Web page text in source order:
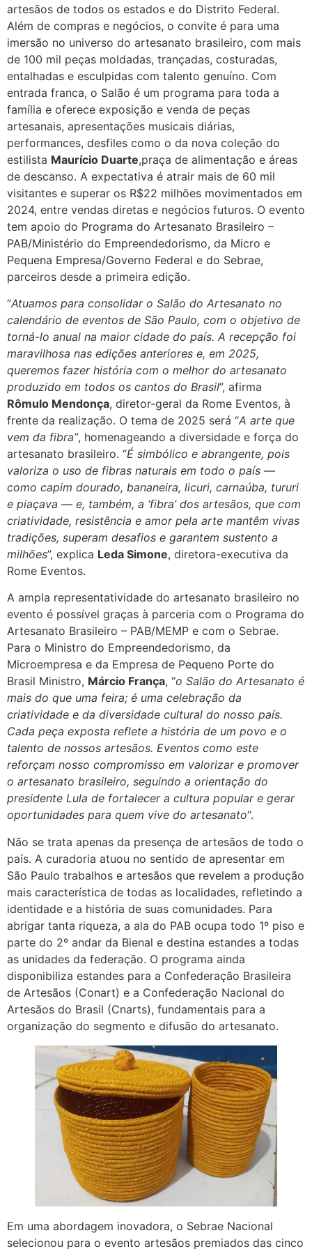
artesãos de todos os estados e do Distrito Federal.
Além de compras e negócios, o convite é para uma
imersão no universo do artesanato brasileiro, com mais
de 100 mil peças moldadas, trançadas, costuradas,
entalhadas e esculpidas com talento genuíno. Com
entrada franca, o Salão é um programa para toda a
família e oferece exposição e venda de peças
artesanais, apresentações musicais diárias,
performances, desfiles como o da nova coleção do
estilista Maurício Duarte,praça de alimentação e áreas
de descanso. A expectativa é atrair mais de 60 mil
visitantes e superar os R$22 milhões movimentados em
2024, entre vendas diretas e negócios futuros. O evento
tem apoio do Programa do Artesanato Brasileiro –
PAB/Ministério do Empreendedorismo, da Micro e
Pequena Empresa/Governo Federal e do Sebrae,
parceiros desde a primeira edição.
“Atuamos para consolidar o Salão do Artesanato no
calendário de eventos de São Paulo, com o objetivo de
torná-lo anual na maior cidade do país. A recepção foi
maravilhosa nas edições anteriores e, em 2025,
queremos fazer história com o melhor do artesanato
produzido em todos os cantos do Brasil”, afirma
Rômulo Mendonça, diretor-geral da Rome Eventos, à
frente da realização. O tema de 2025 será “A arte que
vem da fibra”, homenageando a diversidade e força do
artesanato brasileiro. “É simbólico e abrangente, pois
valoriza o uso de fibras naturais em todo o país —
como capim dourado, bananeira, licuri, carnaúba, tururi
e piaçava — e, também, a ‘fibra’ dos artesãos, que com
criatividade, resistência e amor pela arte mantêm vivas
tradições, superam desafios e garantem sustento a
milhões”, explica Leda Simone, diretora-executiva da
Rome Eventos.
A ampla representatividade do artesanato brasileiro no
evento é possível graças à parceria com o Programa do
Artesanato Brasileiro – PAB/MEMP e com o Sebrae.
Para o Ministro do Empreendedorismo, da
Microempresa e da Empresa de Pequeno Porte do
Brasil Ministro, Márcio França, “o Salão do Artesanato é
mais do que uma feira; é uma celebração da
criatividade e da diversidade cultural do nosso país.
Cada peça exposta reflete a história de um povo e o
talento de nossos artesãos. Eventos como este
reforçam nosso compromisso em valorizar e promover
o artesanato brasileiro, seguindo a orientação do
presidente Lula de fortalecer a cultura popular e gerar
oportunidades para quem vive do artesanato“.
Não se trata apenas da presença de artesãos de todo o
país. A curadoria atuou no sentido de apresentar em
São Paulo trabalhos e artesãos que revelem a produção
mais característica de todas as localidades, refletindo a
identidade e a história de suas comunidades. Para
abrigar tanta riqueza, a ala do PAB ocupa todo 1º piso e
parte do 2º andar da Bienal e destina estandes a todas
as unidades da federação. O programa ainda
disponibiliza estandes para a Confederação Brasileira
de Artesãos (Conart) e a Confederação Nacional do
Artesãos do Brasil (Cnarts), fundamentais para a
organização do segmento e difusão do artesanato.
Em uma abordagem inovadora, o Sebrae Nacional
selecionou para o evento artesãos premiados das cinco